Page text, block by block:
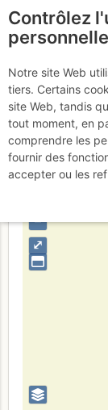
Type de région
⤢
–
Contrôlez
Notre site Web
tiers. Certains
site Web, tandis
tout moment, en
comprendre les
fournir des
accepter ou les